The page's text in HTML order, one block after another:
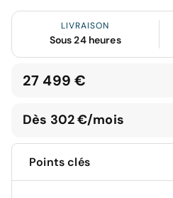
LIVRAISON
Sous 24 heures
27 499 €
Dès 302 €/mois
Points clés